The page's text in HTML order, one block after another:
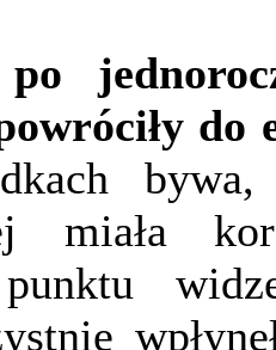
po
do
miała
punktu